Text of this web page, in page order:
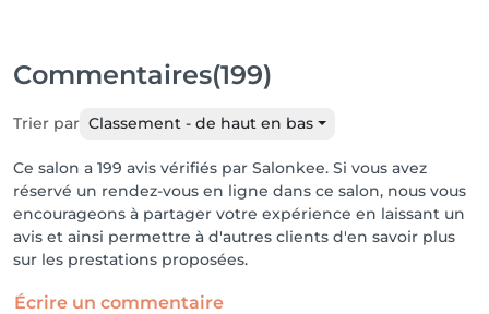
Commentaires(199)
Trier par Classement - de haut en bas
Ce salon a 199 avis vérifiés par Salonkee. Si vous avez
réservé un rendez-vous en ligne dans ce salon, nous vous
encourageons à partager votre expérience en laissant un
avis et ainsi permettre à d'autres clients d'en savoir plus
sur les prestations proposées.
Écrire un commentaire